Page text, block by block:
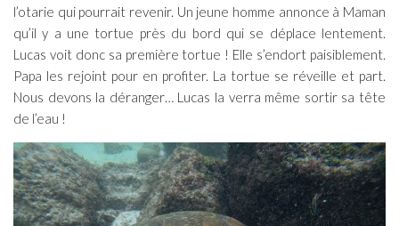
l’otarie qui pourrait revenir. Un jeune homme annonce à Maman
qu’il y a une tortue près du bord qui se déplace lentement.
Lucas voit donc sa première tortue ! Elle s’endort paisiblement.
Papa les rejoint pour en profiter. La tortue se réveille et part.
Nous devons la déranger… Lucas la verra même sortir sa tête
de l’eau !